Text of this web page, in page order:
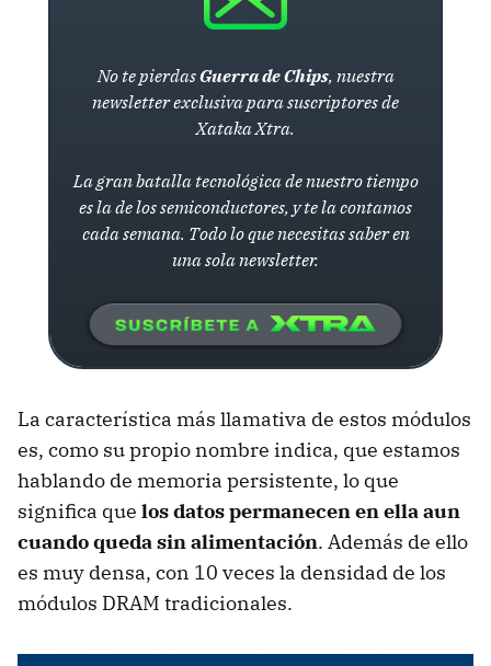
No te pierdasGuerra de Chips, nuestra
newsletter exclusiva para suscriptores de
Xataka Xtra.
La gran batalla tecnológica de nuestro tiempo
es la de los semiconductores, y te la contamos
cada semana. Todo lo que necesitas saber en
una sola newsletter.
La característica más llamativa de estos módulos
es, como su propio nombre indica, que estamos
hablando de memoria persistente, lo que
significa que los datos permanecen en ella aun
cuando queda sin alimentación. Además de ello
es muy densa, con 10 veces la densidad de los
módulos DRAM tradicionales.